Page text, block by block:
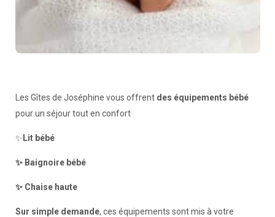
Les Gîtes de Joséphine vous offrent des équipements bébé
pour un séjour tout en confort
✨Lit bébé
✨ Baignoire bébé
✨ Chaise haute
Sur simple demande, ces équipements sont mis à votre